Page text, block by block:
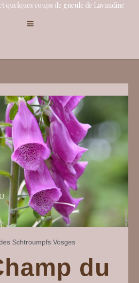
quelques coups de gueule de Lavandine
Schtroumpfs Vosges
du